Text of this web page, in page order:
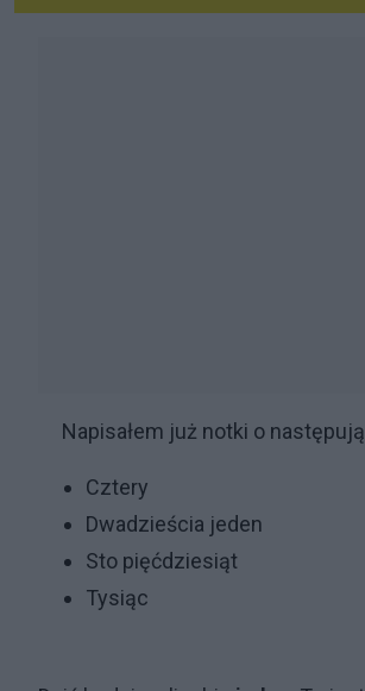
Napisałem już notki o
Cztery
Dwadzieścia jeden
Sto pięćdziesiąt
Tysiąc